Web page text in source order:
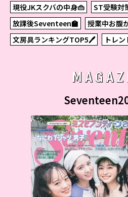
現役JKスクバの中身👜
ST受験対
放課後Seventeen🏫
授業中お腹
文房具ランキングTOP5🖊
トレ